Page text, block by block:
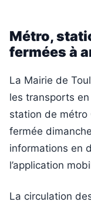
Métro,
fermées à
La Mairie de
les transports
station de métro
fermée
informations en
l’application
La circulation